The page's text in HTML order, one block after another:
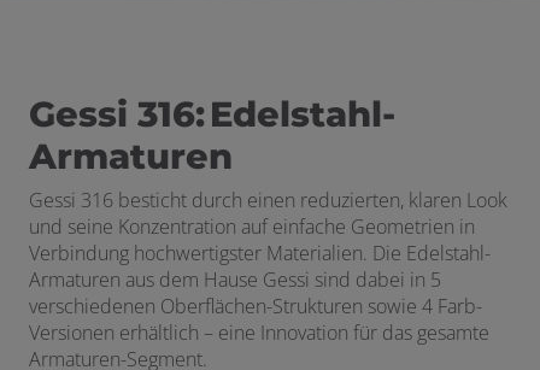
Gessi 316: Edelstahl-
Armaturen
Gessi 316 besticht durch einen reduzierten, klaren Look
und seine Konzentration auf einfache Geometrien in
Verbindung hochwertigster Materialien. Die Edelstahl-
Armaturen aus dem Hause Gessi sind dabei in 5
verschiedenen Oberflächen-Strukturen sowie 4 Farb-
Versionen erhältlich – eine Innovation für das gesamte
Armaturen-Segment.